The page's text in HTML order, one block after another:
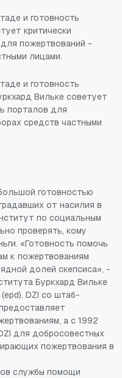
и готовность
критически
пожертвований -
лицами.
и готовность
Вильке советует
порталов для
средств частными
готовностью
от насилия в
по социальным
проверять, кому
«Готовность помочь
к пожертвованиям
долей скепсиса», -
Буркхард Вильке
DZI со штаб-
а с 1992
для добросовестных
пожертвования в
службы помощи